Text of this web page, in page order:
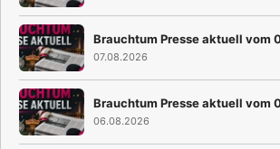
Brauchtum Presse aktuell vom
07.08.2026
Brauchtum Presse aktuell vom
06.08.2026